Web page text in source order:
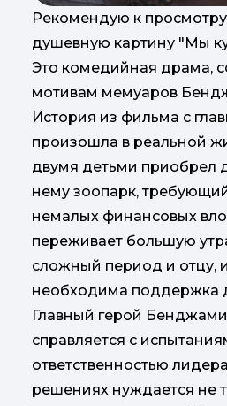
Рекомендую к
душевную картину "Мы
Это комедийная драма,
мотивам мемуаров
История из фильма с
произошла в реальной
двумя детьми приобрел
нему зоопарк,
немалых финансовых
переживает большую
сложный период и отцу,
необходима поддержка
Главный герой
справляется с
ответственностью
решениях нуждается не